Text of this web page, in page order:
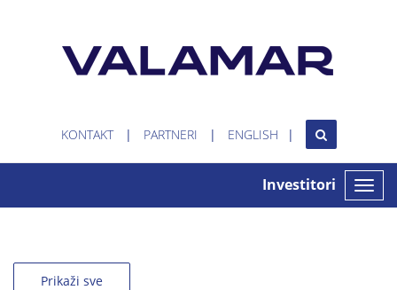
KONTAKT PARTNERI ENGLISH
Toggle
Investitori
Prikaži sve